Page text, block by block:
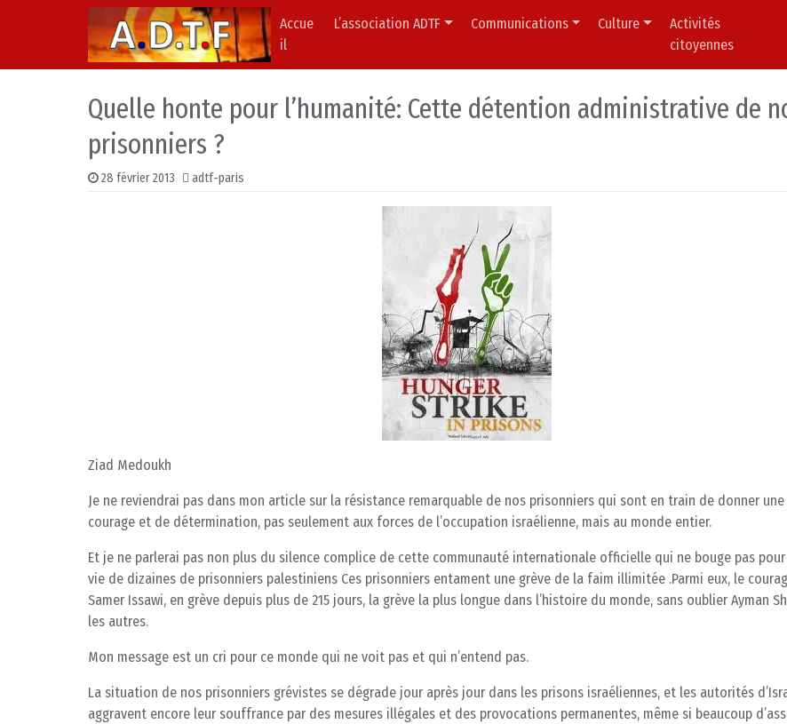
Skip to content
Main Navigation
Accue
il
L’association ADTF Communications Culture
Activités
citoyennes
Quelle honte pour l’humanité: Cette détention administrative de
prisonniers ?
28 février 2013 adtf-paris
Ziad Medoukh
Je ne reviendrai pas dans mon article sur la résistance remarquable de nos prisonniers qui sont en train de donner
courage et de détermination, pas seulement aux forces de l’occupation israélienne, mais au monde entier.
Et je ne parlerai pas non plus du silence complice de cette communauté internationale officielle qui ne bouge pas
vie de dizaines de prisonniers palestiniens Ces prisonniers entament une grève de la faim illimitée .Parmi eux, le
Samer Issawi, en grève depuis plus de 215 jours, la grève la plus longue dans l’histoire du monde, sans oublier Ayman
les autres.
Mon message est un cri pour ce monde qui ne voit pas et qui n’entend pas.
La situation de nos prisonniers grévistes se dégrade jour après jour dans les prisons israéliennes, et les autorités
aggravent encore leur souffrance par des mesures illégales et des provocations permanentes, même si beaucoup